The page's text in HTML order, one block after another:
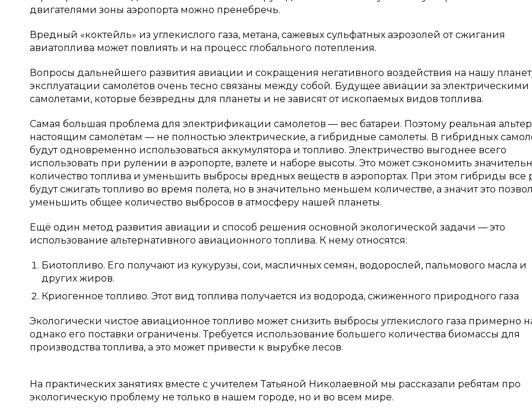
двигателями зоны аэропорта можно пренебречь.
Вредный «коктейль» из углекислого газа, метана, сажевых сульфатных аэрозолей от сжигания
авиатоплива может повлиять и на процесс глобального потепления.
Вопросы дальнейшего развития авиации и сокращения негативного воздействия на нашу
эксплуатации самолётов очень тесно связаны между собой. Будущее авиации за электрическими
самолетами, которые безвредны для планеты и не зависят от ископаемых видов топлива.
Самая большая проблема для электрификации самолетов — вес батареи. Поэтому реальная
настоящим самолётам — не полностью электрические, а гибридные самолеты. В гибридных
будут одновременно использоваться аккумулятора и топливо. Электричество выгоднее всего
использовать при рулении в аэропорте, взлете и наборе высоты. Это может сэкономить
количество топлива и уменьшить выбросы вредных веществ в аэропортах. При этом гибриды все
будут сжигать топливо во время полета, но в значительно меньшем количестве, а значит это
уменьшить общее количество выбросов в атмосферу нашей планеты.
Ещё один метод развития авиации и способ решения основной экологической задачи — это
использование альтернативного авиационного топлива. К нему относятся:
Биотопливо. Его получают из кукурузы, сои, масличных семян, водорослей, пальмового масла и
других жиров.
Криогенное топливо. Этот вид топлива получается из водорода, сжиженного природного газа
Экологически чистое авиационное топливо может снизить выбросы углекислого газа примерно
однако его поставки ограничены. Требуется использование большего количества биомассы для
производства топлива, а это может привести к вырубке лесов.
На практических занятиях вместе с учителем Татьяной Николаевной мы рассказали ребятам про
экологическую проблему не только в нашем городе, но и во всем мире.